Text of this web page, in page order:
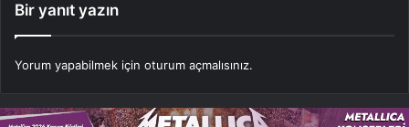
Bir yanıt yazın
Yorum yapabilmek için oturum açmalısınız.